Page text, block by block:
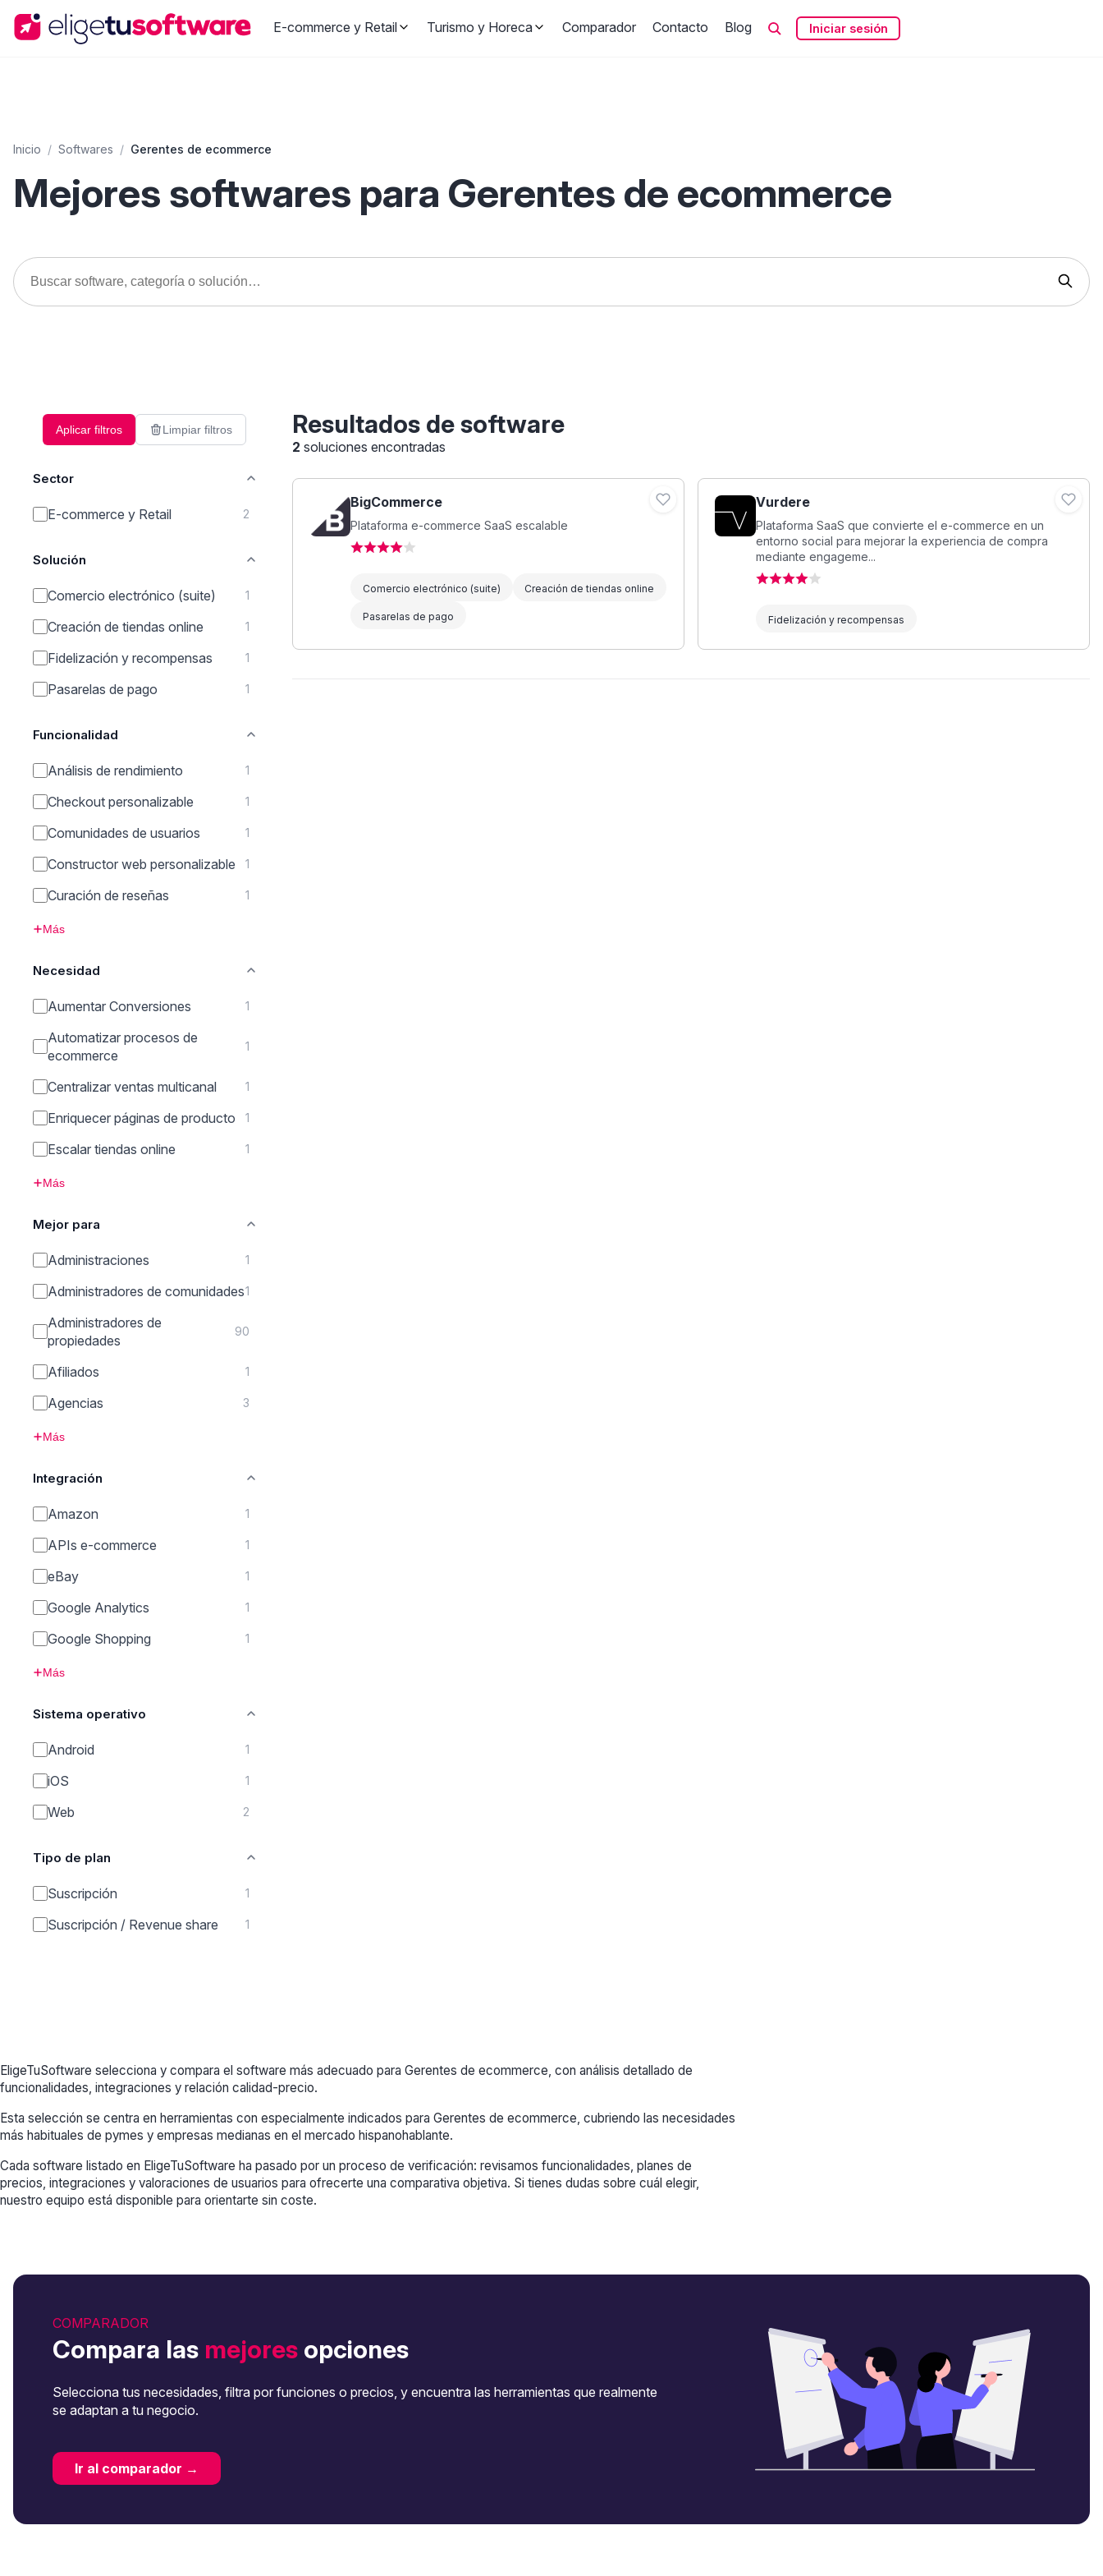
E-commerce y Retail Turismo y Horeca Comparador Contacto Blog Iniciar sesión
Inicio / Softwares / Gerentes de ecommerce
Mejores softwares para Gerentes de ecommerce
Aplicar filtros Limpiar filtros
Sector
E-commerce y Retail 2
Solución
Comercio electrónico (suite) 1
Creación de tiendas online 1
Fidelización y recompensas 1
Pasarelas de pago 1
Funcionalidad
Análisis de rendimiento 1
Checkout personalizable 1
Comunidades de usuarios 1
Constructor web personalizable 1
Curación de reseñas 1
Más
Necesidad
Aumentar Conversiones 1
Automatizar procesos de
ecommerce
1
Centralizar ventas multicanal 1
Enriquecer páginas de producto 1
Escalar tiendas online 1
Más
Mejor para
Administraciones 1
Administradores de comunidades1
Administradores de
propiedades
90
Afiliados 1
Agencias 3
Más
Integración
Amazon 1
APIs e-commerce 1
eBay 1
Google Analytics 1
Google Shopping 1
Más
Sistema operativo
Android 1
iOS 1
Web 2
Tipo de plan
Suscripción 1
Suscripción / Revenue share 1
Resultados de software
2 soluciones encontradas
BigCommerce
Plataforma e-commerce SaaS escalable
Comercio electrónico (suite) Creación de tiendas online
Pasarelas de pago
Vurdere
Plataforma SaaS que convierte el e-commerce en un
entorno social para mejorar la experiencia de compra
mediante engageme...
Fidelización y recompensas
EligeTuSoftware selecciona y compara el software más adecuado para Gerentes de ecommerce, con análisis detallado de
funcionalidades, integraciones y relación calidad-precio.
Esta selección se centra en herramientas con especialmente indicados para Gerentes de ecommerce, cubriendo las necesidades
más habituales de pymes y empresas medianas en el mercado hispanohablante.
Cada software listado en EligeTuSoftware ha pasado por un proceso de verificación: revisamos funcionalidades, planes de
precios, integraciones y valoraciones de usuarios para ofrecerte una comparativa objetiva. Si tienes dudas sobre cuál elegir,
nuestro equipo está disponible para orientarte sin coste.
COMPARADOR
Compara las mejores opciones
Selecciona tus necesidades, filtra por funciones o precios, y encuentra las herramientas que realmente
se adaptan a tu negocio.
Ir al comparador →